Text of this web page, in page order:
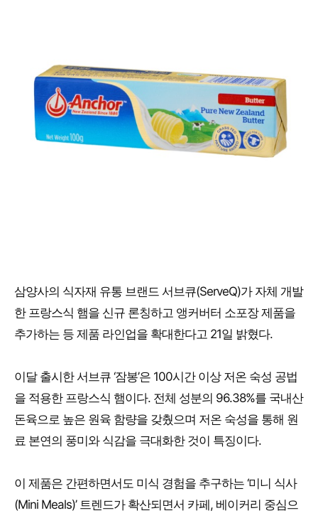
삼양사의 식자재 유통 브랜드 서브큐(ServeQ)가 자체 개발
한 프랑스식 햄을 신규 론칭하고 앵커버터 소포장 제품을
추가하는 등 제품 라인업을 확대한다고 21일 밝혔다.
이달 출시한 서브큐 ‘잠봉’은 100시간 이상 저온 숙성 공법
을 적용한 프랑스식 햄이다. 전체 성분의 96.38%를 국내산
돈육으로 높은 원육 함량을 갖췄으며 저온 숙성을 통해 원
료 본연의 풍미와 식감을 극대화한 것이 특징이다.
이 제품은 간편하면서도 미식 경험을 추구하는 ‘미니 식사
(Mini Meals)’ 트렌드가 확산되면서 카페, 베이커리 중심으